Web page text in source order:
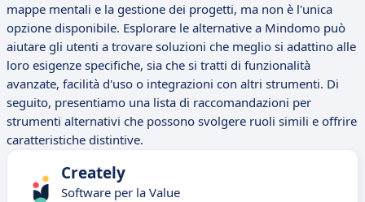
mappe mentali e la gestione dei progetti, ma non è l'unica
opzione disponibile. Esplorare le alternative a Mindomo può
aiutare gli utenti a trovare soluzioni che meglio si adattino alle
loro esigenze specifiche, sia che si tratti di funzionalità
avanzate, facilità d'uso o integrazioni con altri strumenti. Di
seguito, presentiamo una lista di raccomandazioni per
strumenti alternativi che possono svolgere ruoli simili e offrire
caratteristiche distintive.
Creately
Software per la Value